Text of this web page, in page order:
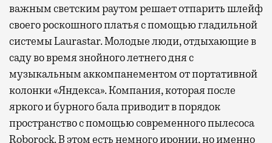
важным светским раутом решает отпарить шлейф
своего роскошного платья с помощью гладильной
системы Laurastar. Молодые люди, отдыхающие в
саду во время знойного летнего дня с
музыкальным аккомпанементом от портативной
колонки «Яндекса». Компания, которая после
яркого и бурного бала приводит в порядок
пространство с помощью современного пылесоса
Roborock. В этом есть немного иронии, но именно